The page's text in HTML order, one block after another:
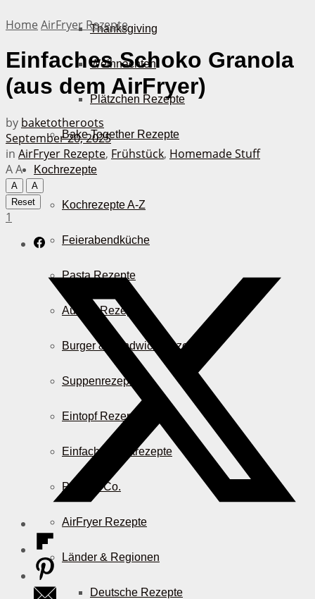
Thanksgiving
Weihnachten
Plätzchen Rezepte
Bake Together Rezepte
Kochrezepte
Kochrezepte A-Z
Feierabendküche
Pasta Rezepte
Auflauf Rezepte
Burger & Sandwich Rezepte
Suppenrezepte
Eintopf Rezepte
Einfache Salatrezepte
Pizza & Co.
AirFryer Rezepte
Länder & Regionen
Deutsche Rezepte
Home AirFryer Rezepte
Einfaches Schoko Granola
(aus dem AirFryer)
by baketotheroots
September 20, 2025
in AirFryer Rezepte, Frühstück, Homemade Stuff
AA
A
A
Reset
1